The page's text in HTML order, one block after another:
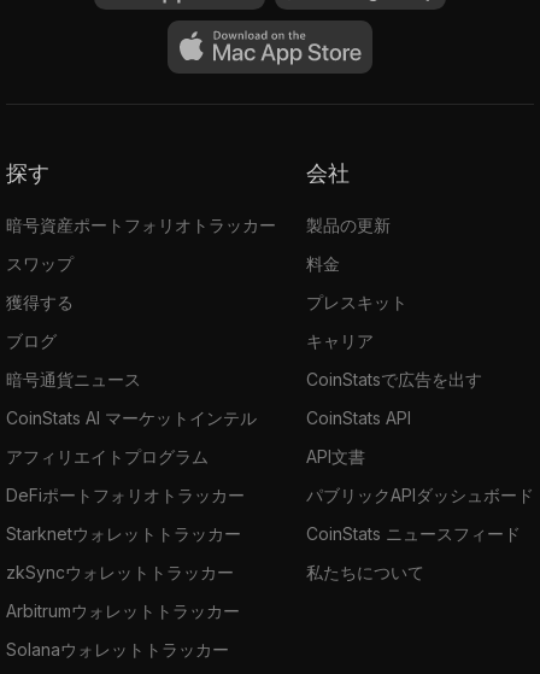
探す
暗号資産ポートフォリオトラッカー
スワップ
獲得する
ブログ
暗号通貨ニュース
CoinStats AI マーケットインテル
アフィリエイトプログラム
DeFiポートフォリオトラッカー
Starknetウォレットトラッカー
zkSyncウォレットトラッカー
Arbitrumウォレットトラッカー
Solanaウォレットトラッカー
会社
製品の更新
料金
プレスキット
キャリア
CoinStatsで広告を出す
CoinStats API
API文書
パブリックAPIダッシュボード
CoinStats ニュースフィード
私たちについて